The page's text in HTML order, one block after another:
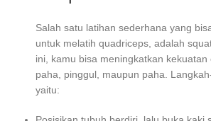
Salah satu latihan sederhana yang
untuk melatih quadriceps, adalah
ini, kamu bisa meningkatkan kekuatan
paha, pinggul, maupun paha.
yaitu: